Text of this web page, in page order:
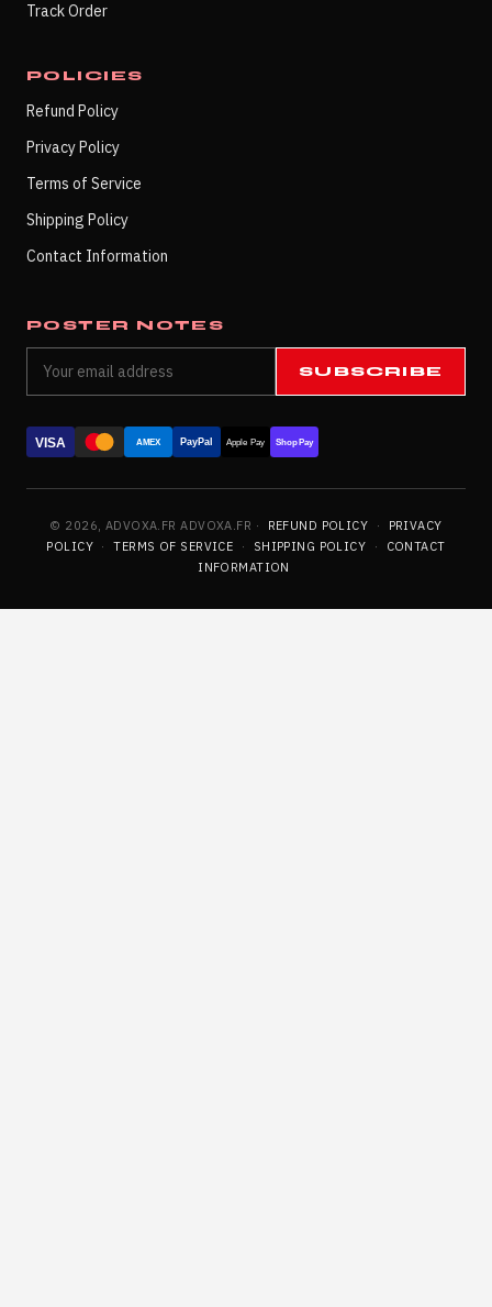
Track Order
POLICIES
Refund Policy
Privacy Policy
Terms of Service
Shipping Policy
Contact Information
POSTER NOTES
SUBSCRIBE
VISA AMEX PayPal Apple Pay Shop Pay
© 2026, ADVOXA.FR ADVOXA.FR · REFUND POLICY ·
PRIVACY
POLICY · TERMS OF SERVICE · SHIPPING POLICY ·
CONTACT
INFORMATION